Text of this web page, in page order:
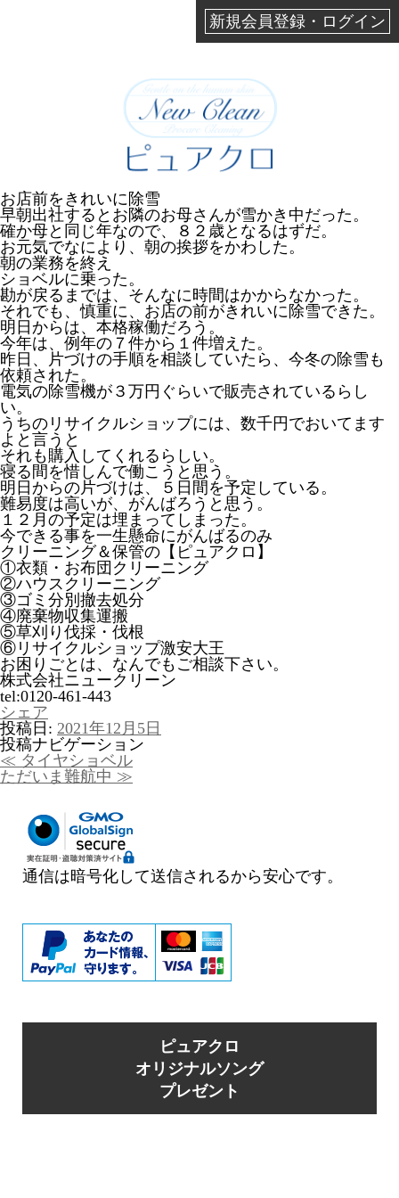
新規会員登録・ログイン
お店前をきれいに除雪
早朝出社するとお隣のお母さんが雪かき中だった。
確か母と同じ年なので、８２歳となるはずだ。
お元気でなにより、朝の挨拶をかわした。
朝の業務を終え
ショベルに乗った。
勘が戻るまでは、そんなに時間はかからなかった。
それでも、慎重に、お店の前がきれいに除雪できた。
明日からは、本格稼働だろう。
今年は、例年の７件から１件増えた。
昨日、片づけの手順を相談していたら、今冬の除雪も
依頼された。
電気の除雪機が３万円ぐらいで販売されているらし
い。
うちのリサイクルショップには、数千円でおいてます
よと言うと
それも購入してくれるらしい。
寝る間を惜しんで働こうと思う。
明日からの片づけは、５日間を予定している。
難易度は高いが、がんばろうと思う。
１２月の予定は埋まってしまった。
今できる事を一生懸命にがんばるのみ
クリーニング＆保管の【ピュアクロ】
①衣類・お布団クリーニング
②ハウスクリーニング
③ゴミ分別撤去処分
④廃棄物収集運搬
⑤草刈り伐採・伐根
⑥リサイクルショップ激安大王
お困りごとは、なんでもご相談下さい。
株式会社ニュークリーン
tel:0120-461-443
シェア
投稿日: 2021年12月5日
投稿ナビゲーション
≪ タイヤショベル
ただいま難航中 ≫
通信は暗号化して送信されるから安心です。
ピュアクロ
オリジナルソング
プレゼント